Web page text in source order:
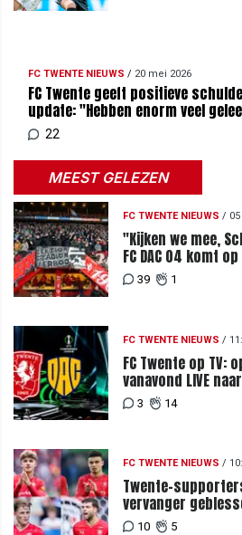
FC TWENTE NIEUWS / 20 mei 2026
FC Twente geeft positieve
update: "Hebben enorm veel
het verleden"
22
MEEST GELEZEN
FC TWENTE NIEUWS /
"Kijken we mee,
FC DAC 04 komt
blij met
39 1
FC TWENTE NIEUWS /
FC Twente op TV:
vanavond LIVE
3 14
FC TWENTE NIEUWS /
Twente-
vervanger
DAC 04
10 5